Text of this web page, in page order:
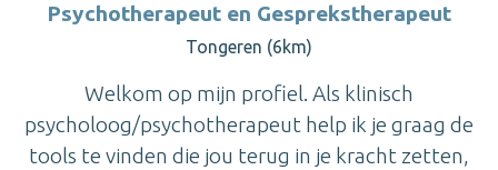
Psychotherapeut en Gesprekstherapeut
Tongeren (6km)
Welkom op mijn profiel. Als klinisch
psycholoog/psychotherapeut help ik je graag de
tools te vinden die jou terug in je kracht zetten,